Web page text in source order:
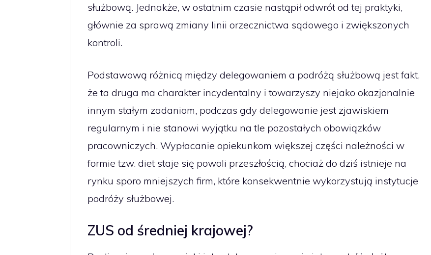
służbową. Jednakże, w ostatnim czasie nastąpił odwrót od tej praktyki,
głównie za sprawą zmiany linii orzecznictwa sądowego i zwiększonych
kontroli.
Podstawową różnicą między delegowaniem a podróżą służbową jest fakt,
że ta druga ma charakter incydentalny i towarzyszy niejako okazjonalnie
innym stałym zadaniom, podczas gdy delegowanie jest zjawiskiem
regularnym i nie stanowi wyjątku na tle pozostałych obowiązków
pracowniczych. Wypłacanie opiekunkom większej części należności w
formie tzw. diet staje się powoli przeszłością, chociaż do dziś istnieje na
rynku sporo mniejszych firm, które konsekwentnie wykorzystują instytucje
podróży służbowej.
ZUS od średniej krajowej?